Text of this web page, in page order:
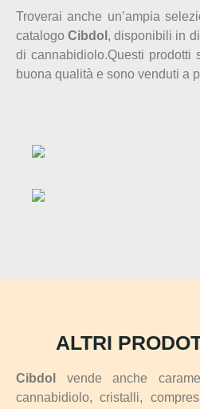
Troverai anche un’ampia
catalogoCibdol , disponibili in
di cannabidiolo.Questi prodotti
buona qualità e sono venduti a
ALTRI
Cibdol
vende anche
cannabidiolo, cristalli,